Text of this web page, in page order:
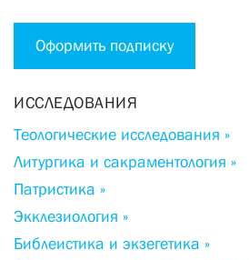
Оформить подписку
ИССЛЕДОВАНИЯ
Теологические исследования »
Литургика и сакраментология »
Патристика »
Экклезиология »
Библеистика и экзегетика »